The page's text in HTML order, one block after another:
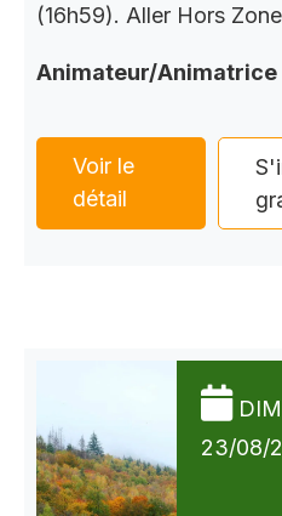
(16h59). Aller Hors Zone
Animateur/Animatrice
Voir le
détail
23/08/